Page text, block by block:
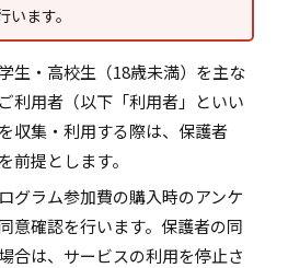
ます。
生・高校生（18歳未満）を主な
利用者（以下「利用者」といい
収集・利用する際は、保護者
前提とします。
グラム参加費の購入時のアンケ
意確認を行います。保護者の同
合は、サービスの利用を停止さ